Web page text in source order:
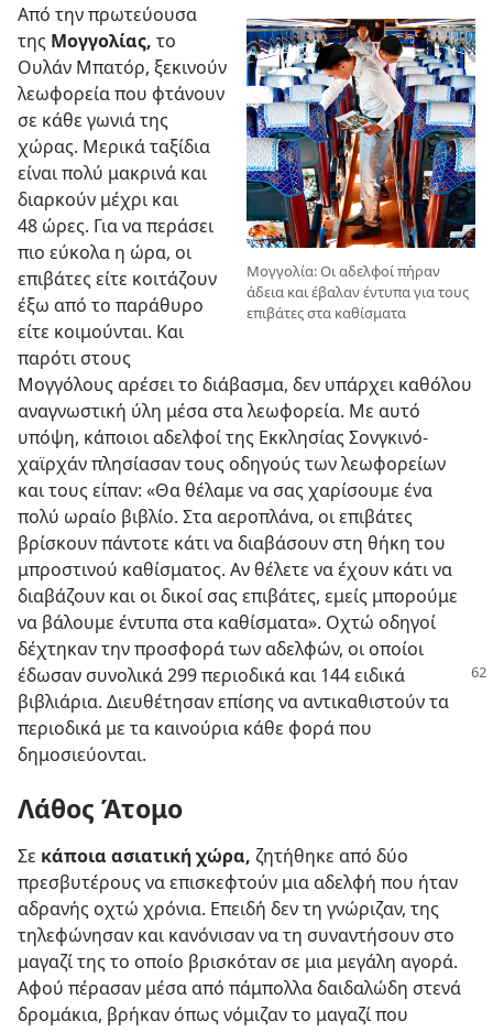
Μογγολία: Οι αδελφοί πήραν
άδεια και έβαλαν έντυπα για τους
επιβάτες στα καθίσματα
Από την πρωτεύουσα
της Μογγολίας, το
Ουλάν Μπατόρ, ξεκινούν
λεωφορεία που φτάνουν
σε κάθε γωνιά της
χώρας. Μερικά ταξίδια
είναι πολύ μακρινά και
διαρκούν μέχρι και
48 ώρες. Για να περάσει
πιο εύκολα η ώρα, οι
επιβάτες είτε κοιτάζουν
έξω από το παράθυρο
είτε κοιμούνται. Και
παρότι στους
Μογγόλους αρέσει το διάβασμα, δεν υπάρχει καθόλου
αναγνωστική ύλη μέσα στα λεωφορεία. Με αυτό
υπόψη, κάποιοι αδελφοί της Εκκλησίας Σονγκινό-
χαϊρχάν πλησίασαν τους οδηγούς των λεωφορείων
και τους είπαν: «Θα θέλαμε να σας χαρίσουμε ένα
πολύ ωραίο βιβλίο. Στα αεροπλάνα, οι επιβάτες
βρίσκουν πάντοτε κάτι να διαβάσουν στη θήκη του
μπροστινού καθίσματος. Αν θέλετε να έχουν κάτι να
διαβάζουν και οι δικοί σας επιβάτες, εμείς μπορούμε
να βάλουμε έντυπα στα καθίσματα». Οχτώ οδηγοί
δέχτηκαν την προσφορά των αδελφών, οι οποίοι
έδωσαν συνολικά299 περιοδικά και 144 ειδικά
βιβλιάρια. Διευθέτησαν επίσης να αντικαθιστούν τα
περιοδικά με τα καινούρια κάθε φορά που
δημοσιεύονται.
Λάθος Άτομο
Σε κάποια ασιατική χώρα, ζητήθηκε από δύο
πρεσβυτέρους να επισκεφτούν μια αδελφή που ήταν
αδρανής οχτώ χρόνια. Επειδή δεν τη γνώριζαν, της
τηλεφώνησαν και κανόνισαν να τη συναντήσουν στο
μαγαζί της το οποίο βρισκόταν σε μια μεγάλη αγορά.
Αφού πέρασαν μέσα από πάμπολλα δαιδαλώδη στενά
δρομάκια, βρήκαν όπως νόμιζαν το μαγαζί που